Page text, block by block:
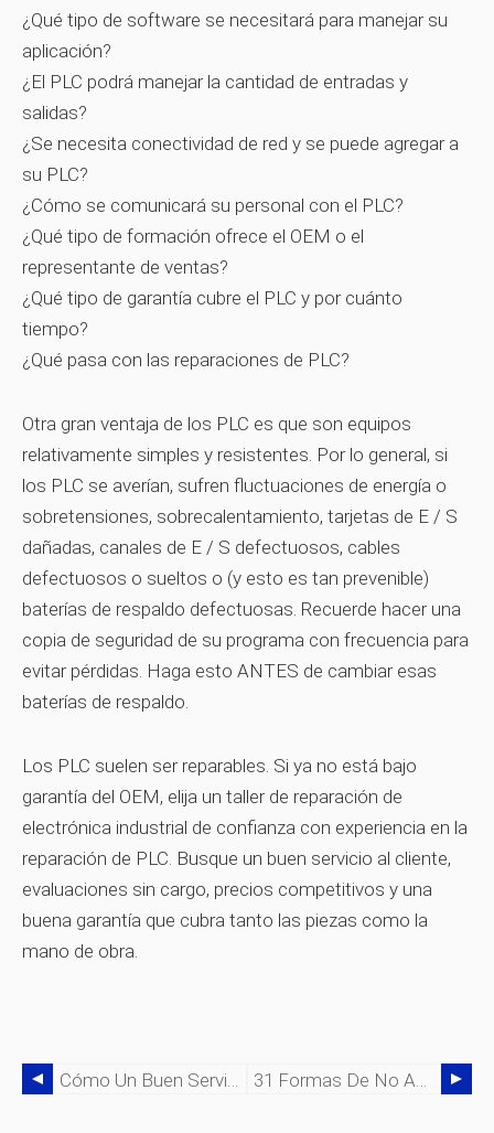
¿Qué tipo de software se necesitará para manejar su
aplicación?
¿El PLC podrá manejar la cantidad de entradas y
salidas?
¿Se necesita conectividad de red y se puede agregar a
su PLC?
¿Cómo se comunicará su personal con el PLC?
¿Qué tipo de formación ofrece el OEM o el
representante de ventas?
¿Qué tipo de garantía cubre el PLC y por cuánto
tiempo?
¿Qué pasa con las reparaciones de PLC?
Otra gran ventaja de los PLC es que son equipos
relativamente simples y resistentes. Por lo general, si
los PLC se averían, sufren fluctuaciones de energía o
sobretensiones, sobrecalentamiento, tarjetas de E / S
dañadas, canales de E / S defectuosos, cables
defectuosos o sueltos o (y esto es tan prevenible)
baterías de respaldo defectuosas. Recuerde hacer una
copia de seguridad de su programa con frecuencia para
evitar pérdidas. Haga esto ANTES de cambiar esas
baterías de respaldo.
Los PLC suelen ser reparables. Si ya no está bajo
garantía del OEM, elija un taller de reparación de
electrónica industrial de confianza con experiencia en la
reparación de PLC. Busque un buen servicio al cliente,
evaluaciones sin cargo, precios competitivos y una
buena garantía que cubra tanto las piezas como la
mano de obra.
Cómo Un Buen Servicio Al Cliente Puede Convertir Las Malas Noticias En Buenas 31 Formas De No Acabar Con Su Electrónica Industrial